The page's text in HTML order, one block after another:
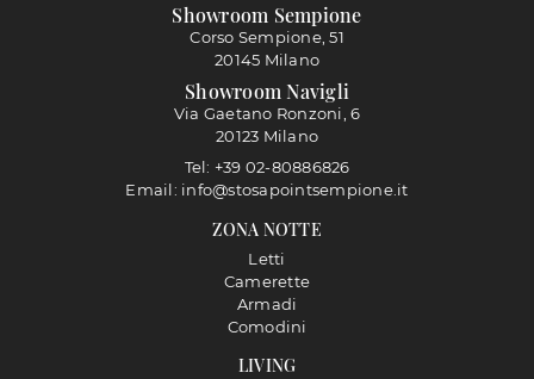
LIVING
ZONA NOTTE
Letti
Camerette
Armadi
Comodini
Showroom Sempione
Corso Sempione, 51
20145 Milano
Showroom Navigli
Via Gaetano Ronzoni, 6
20123 Milano
Tel: +39 02-80886826
Email: info@stosapointsempione.it